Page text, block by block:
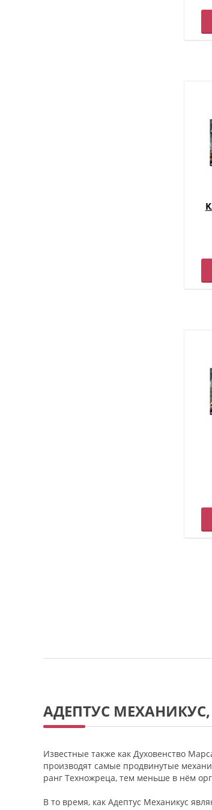
АДЕПТУС МЕХАНИКУС,
Известные также как Духовенство
производят самые продвинутые
ранг Техножреца, тем меньше в нём
В то время, как Адептус Механикус